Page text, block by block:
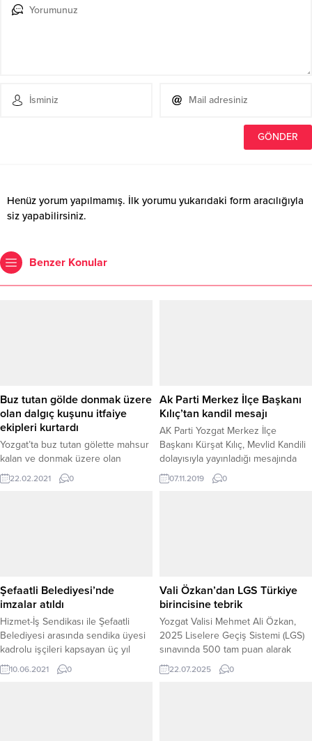
Henüz yorum yapılmamış. İlk yorumu yukarıdaki form aracılığıyla
siz yapabilirsiniz.
Benzer Konular
Buz tutan gölde donmak üzere
olan dalgıç kuşunu itfaiye
ekipleri kurtardı
Yozgat’ta buz tutan gölette mahsur
kalan ve donmak üzere olan
gerdanlı dalgıç kuşunu itfaiye
ekipleri kurtardı.
22.02.2021 0
Ak Parti Merkez İlçe Başkanı
Kılıç’tan kandil mesajı
AK Parti Yozgat Merkez İlçe
Başkanı Kürşat Kılıç, Mevlid Kandili
dolayısıyla yayınladığı mesajında
Kandil gecelerinin, insanın gönlünü
aydınlatan, toplumun manevi
07.11.2019 0
Şefaatli Belediyesi’nde
imzalar atıldı
Hizmet-İş Sendikası ile Şefaatli
Belediyesi arasında sendika üyesi
kadrolu işçileri kapsayan üç yıl
süreli toplu iş sözleşmesi
imzalandı.
10.06.2021 0
Vali Özkan’dan LGS Türkiye
birincisine tebrik
Yozgat Valisi Mehmet Ali Özkan,
2025 Liselere Geçiş Sistemi (LGS)
sınavında 500 tam puan alarak
Türkiye birinciliği elde eden
Kınalıhasan Ortaokulu öğrencisi
22.07.2025 0